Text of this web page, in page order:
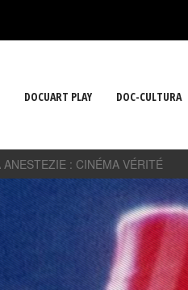
DOCUART PLAY DOC-CULTURA
: CINÉMA VÉRITÉ